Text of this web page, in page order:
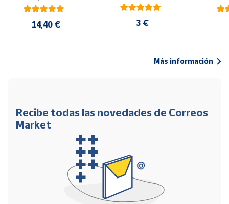
una idea.| Serie España
ES| Pliego Premium
14,40 € 3 €
Serie
Más información
Recibe todas las novedades de Correos
Market